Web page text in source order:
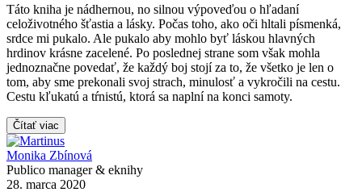
Táto kniha je nádhernou, no silnou výpoveďou o hľadaní
celoživotného šťastia a lásky. Počas toho, ako oči hltali písmenká,
srdce mi pukalo. Ale pukalo aby mohlo byť láskou hlavných
hrdinov krásne zacelené. Po poslednej strane som však mohla
jednoznačne povedať, že každý boj stojí za to, že všetko je len o
tom, aby sme prekonali svoj strach, minulosť a vykročili na cestu.
Cestu kľukatú a tŕnistú, ktorá sa naplní na konci samoty.
Čítať viac
Monika Zbínová
Publico manager & eknihy
28. marca 2020